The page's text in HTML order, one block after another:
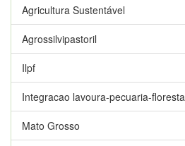
Agricultura Sustentável
Agrossilvipastoril
Ilpf
Integracao lavoura-pecuaria-floresta
Mato Grosso